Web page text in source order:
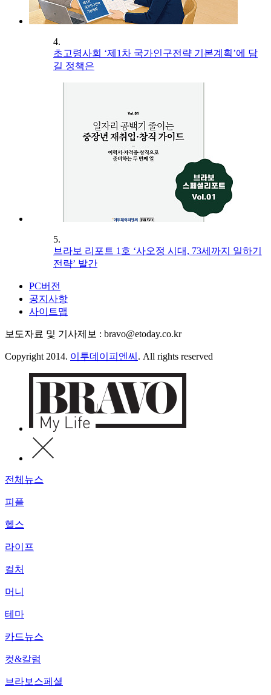
4.
초고령사회 ‘제1차 국가인구전략 기본계획’에 담
길 정책은
5.
브라보 리포트 1호 ‘사오정 시대, 73세까지 일하기
전략’ 발간
PC버전
공지사항
사이트맵
보도자료 및 기사제보 : bravo@etoday.co.kr
Copyright 2014. 이투데이피엔씨 . All rights reserved
전체뉴스
피플
헬스
라이프
컬처
머니
테마
카드뉴스
컷&칼럼
브라보스페셜